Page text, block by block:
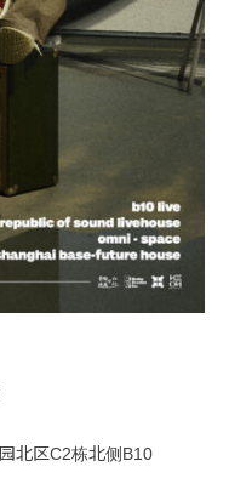
北区C2栋北侧B10